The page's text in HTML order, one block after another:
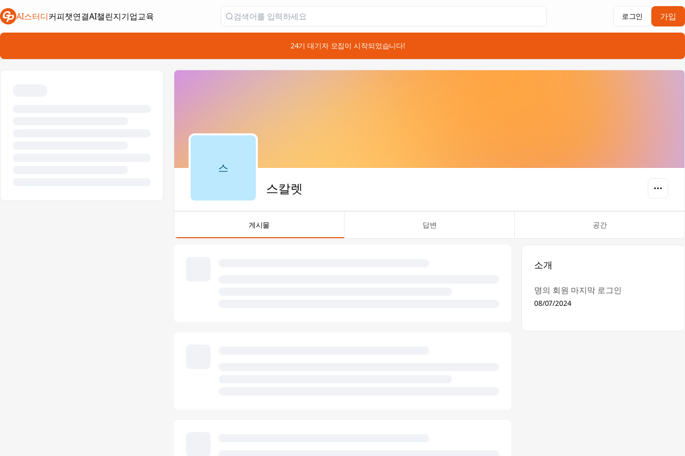
AI스터디커피챗연결
새 탭에서 열림AI챌린지
새 탭에서 열림
기업교육
새 탭에서 열림 가입
로그인
📣 24기 대기자 모집이 시작되었습니다!
스
스칼렛
게시물 답변 공간
소개
명의 회원 마지막 로그인
08/07/2024